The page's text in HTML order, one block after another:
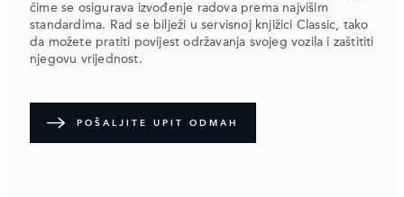
čime se osigurava izvođenje radova prema najvišim
standardima. Rad se bilježi u servisnoj knjižici Classic, tako
da možete pratiti povijest održavanja svojeg vozila i zaštititi
njegovu vrijednost.
POŠALJITE UPIT ODMAH